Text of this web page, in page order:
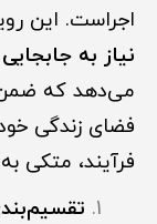
اجراست. این
نیاز به جابجایی
می‌دهد که ضمن
فضای زندگی
فرآیند، متکی